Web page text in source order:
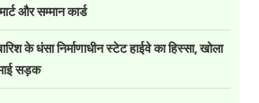
और सम्मान कार्ड
के धंसा निर्माणाधीन स्टेट हाईवे का हिस्सा, खोला
सड़क